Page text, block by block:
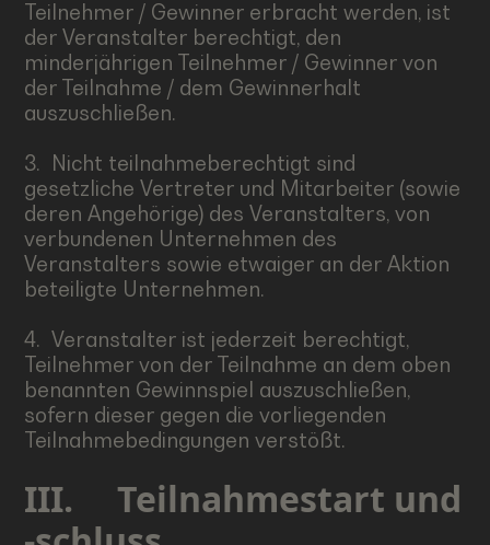
Teilnehmer / Gewinner erbracht werden, ist
der Veranstalter berechtigt, den
minderjährigen Teilnehmer / Gewinner von
der Teilnahme / dem Gewinnerhalt
auszuschließen.
3. Nicht teilnahmeberechtigt sind
gesetzliche Vertreter und Mitarbeiter (sowie
deren Angehörige) des Veranstalters, von
verbundenen Unternehmen des
Veranstalters sowie etwaiger an der Aktion
beteiligte Unternehmen.
4. Veranstalter ist jederzeit berechtigt,
Teilnehmer von der Teilnahme an dem oben
benannten Gewinnspiel auszuschließen,
sofern dieser gegen die vorliegenden
Teilnahmebedingungen verstößt.
III.
Teilnahmestart und